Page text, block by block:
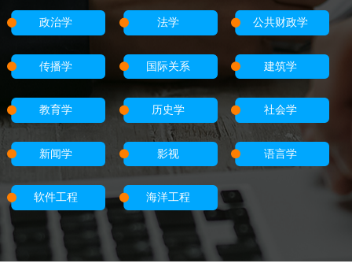
政治学 法学 公共财政学
传播学 国际关系 建筑学
教育学 历史学 社会学
新闻学 影视 语言学
软件工程 海洋工程